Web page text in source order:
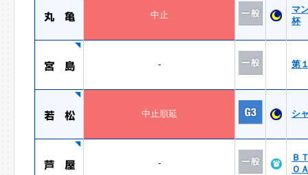
中止
マ
杯
- 第
中止順延 シ
-
Ｂ
Ｏ